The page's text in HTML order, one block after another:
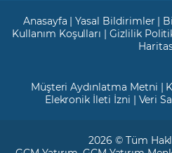
Anasayfa |Yasal Bildirimler |
Kullanım Koşulları |Gizlilik
Müşteri Aydınlatma Metni |
Elekronik İleti İzni | Veri
2026 © Tüm